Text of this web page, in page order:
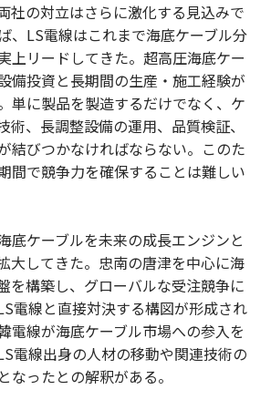
社の対立はさらに激化する見込みで
、LS電線はこれまで海底ケーブル分
上リードしてきた。超高圧海底ケー
備投資と長期間の生産・施工経験が
単に製品を製造するだけでなく、ケ
術、長調整設備の運用、品質検証、
結びつかなければならない。このた
間で競争力を確保することは難しい
底ケーブルを未来の成長エンジンと
大してきた。忠南の唐津を中心に海
を構築し、グローバルな受注競争に
電線と直接対決する構図が形成され
電線が海底ケーブル市場への参入を
電線出身の人材の移動や関連技術の
なったとの解釈がある。